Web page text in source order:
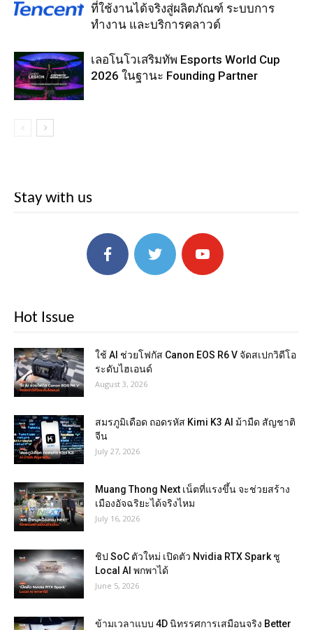
ที่ใช้งานได้จริงสู่ผลิตภัณฑ์ ระบบการ
ทำงาน และบริการคลาวด์
เลอโนโวเสริมทัพ Esports World Cup
2026 ในฐานะ Founding Partner
Stay with us
Hot Issue
ใช้ AI ช่วยโฟกัส Canon EOS R6 V จัดสเปกวิดีโอ
ระดับไฮเอนด์
August 3, 2026
สมรภูมิเดือด ถอดรหัส Kimi K3 AI ม้ามืด สัญชาติ
จีน
July 27, 2026
Muang Thong Next เน็ตที่แรงขึ้น จะช่วยสร้าง
เมืองอัจฉริยะได้จริงไหม
July 16, 2026
ชิป SoC ตัวใหม่ เปิดตัว Nvidia RTX Spark ชู
Local AI พกพาได้
June 5, 2026
ข้ามเวลาแบบ 4D นิทรรศการเสมือนจริง Better